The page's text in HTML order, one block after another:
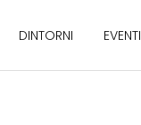
DINTORNI EVENTI